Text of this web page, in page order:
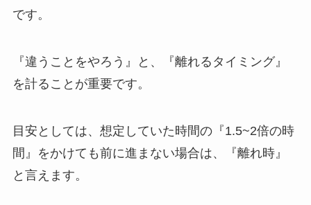
です。
『違うことをやろう』と、『離れるタイミング』
を計ることが重要です。
目安としては、想定していた時間の『1.5~2倍の時
間』をかけても前に進まない場合は、『離れ時』
と言えます。